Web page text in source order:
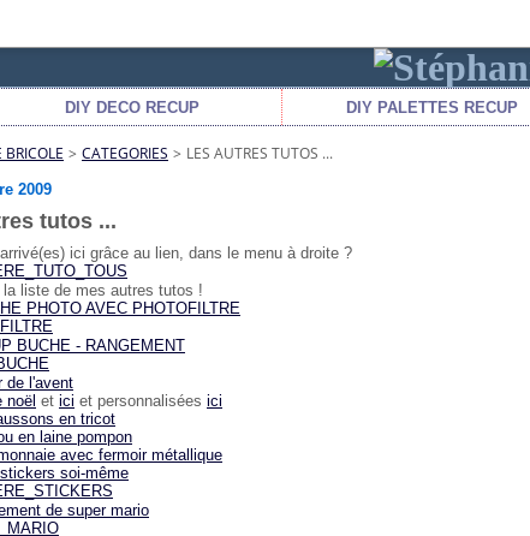
DIY DECO RECUP DIY PALETTES RECUP
> CATEGORIES > LES AUTRES TUTOS ...
2009
tutos ...
ici grâce au lien, dans le menu à droite ?
liste de mes autres tutos !
PHOTO AVEC PHOTOFILTRE
BUCHE - RANGEMENT
de l'avent
noël et ici et personnalisées ici
en tricot
en laine pompon
avec fermoir métallique
soi-même
de super mario